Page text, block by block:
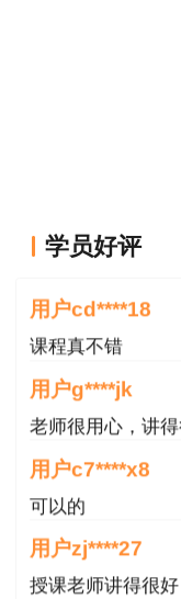
1.进入中国
2.填写用户名
3.选择“一级
考试成绩实行
法，参加全部4
个考试年度内通
个科目(建设工程
与实务)考试的人
试科目为合格。
学员好评
老师讲的深入浅
用户zh****86
用户cd****18
课程真不错
用户g****jk
老师很用心，讲得
用户c7****x8
可以的
用户zj****27
授课老师讲得很